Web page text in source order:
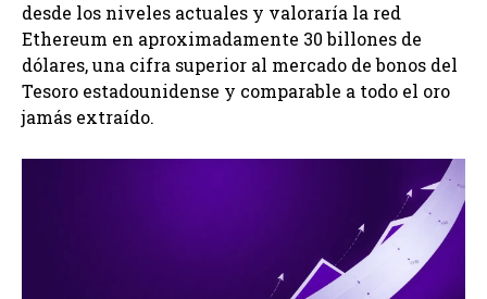
desde los niveles actuales y valoraría la red
Ethereum en aproximadamente 30 billones de
dólares, una cifra superior al mercado de bonos del
Tesoro estadounidense y comparable a todo el oro
jamás extraído.